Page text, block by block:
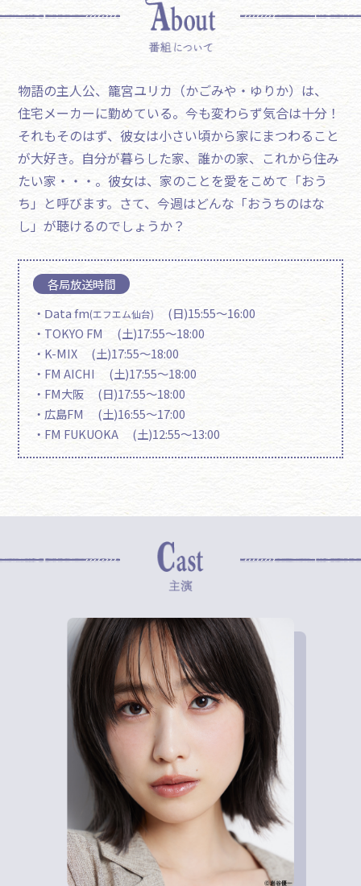
物語の主人公、籠宮ユリカ（かごみや・ゆりか）は、
住宅メーカーに勤めている。今も変わらず気合は十分！
それもそのはず、彼女は小さい頃から家にまつわること
が大好き。自分が暮らした家、誰かの家、これから住み
たい家・・・。彼女は、家のことを愛をこめて「おう
ち」と呼びます。さて、今週はどんな「おうちのはな
し」が聴けるのでしょうか？
各局放送時間
・Ⅾata fm(エフエム仙台)
(日)15:55～16:00
・TOKYO FM (土)17:55～18:00
・K-MIX (土)17:55～18:00
・FM AICHI (土)17:55～18:00
・FM大阪 (日)17:55～18:00
・広島FM (土)16:55～17:00
・FM FUKUOKA (土)12:55～13:00